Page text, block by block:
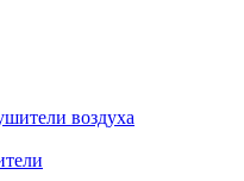
воздуха